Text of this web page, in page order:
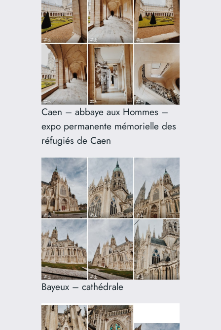
Caen – abbaye aux Hommes –
expo permanente mémorielle des
réfugiés de Caen
Bayeux – cathédrale